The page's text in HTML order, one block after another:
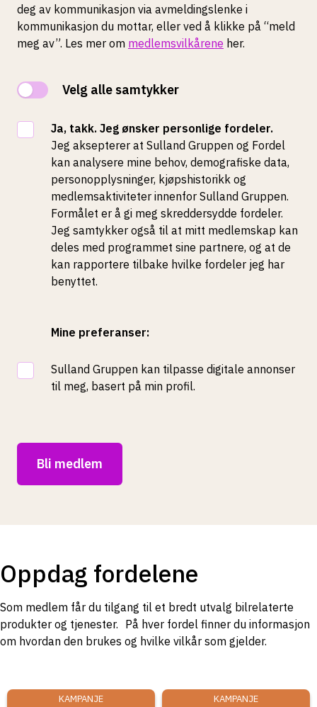
deg av kommunikasjon via avmeldingslenke i
kommunikasjon du mottar, eller ved å klikke på “meld
meg av”. Les mer om medlemsvilkårene her.
Velg alle samtykker
Ja, takk. Jeg ønsker personlige fordeler.
Jeg aksepterer at Sulland Gruppen og Fordel
kan analysere mine behov, demografiske data,
personopplysninger, kjøpshistorikk og
medlemsaktiviteter innenfor Sulland Gruppen.
Formålet er å gi meg skreddersydde fordeler.
Jeg samtykker også til at mitt medlemskap kan
deles med programmet sine partnere, og at de
kan rapportere tilbake hvilke fordeler jeg har
benyttet.
Mine preferanser:
Sulland Gruppen kan tilpasse digitale annonser
til meg, basert på min profil.
Bli medlem
Oppdag fordelene
Som medlem får du tilgang til et bredt utvalg bilrelaterte
produkter og tjenester. På hver fordel finner du informasjon
om hvordan den brukes og hvilke vilkår som gjelder.
KAMPANJE KAMPANJE